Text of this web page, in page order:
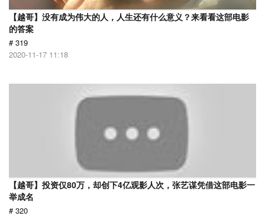
【越哥】没有成为伟大的人，人生还有什么意义？来看看这部电影
的答案
# 319
2020-11-17 11:18
【越哥】投资仅80万，却创下4亿观影人次，张艺谋凭借这部电影一
举成名
# 320